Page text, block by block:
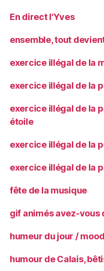
En direct l'Yves
ensemble, tout
exercice illégal de la
exercice illégal de la
exercice illégal de la
étoile
exercice illégal de la
exercice illégal de la
fête de la musique
gif animés avez-vous
humeur du jour /
humour de Calais,